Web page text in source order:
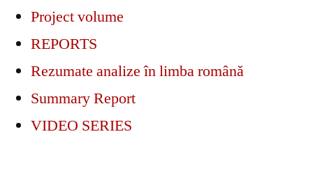
Project volume
REPORTS
Rezumate analize în limba română
Summary Report
VIDEO SERIES